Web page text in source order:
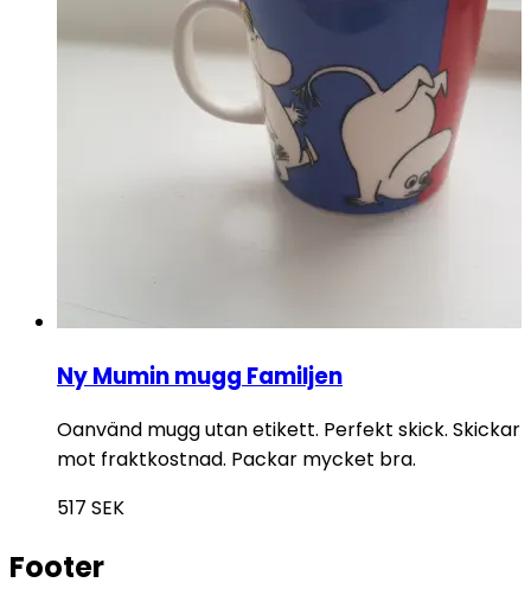
Ny Mumin mugg Familjen
Oanvänd mugg utan etikett. Perfekt skick. Skickar
mot fraktkostnad. Packar mycket bra.
517 SEK
Footer